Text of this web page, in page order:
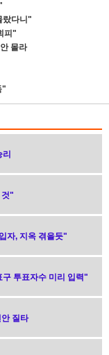
랐다니"
피"
몰라
"
것"
자, 지옥 겪을듯"
구 투표자수 미리 입력"
질타